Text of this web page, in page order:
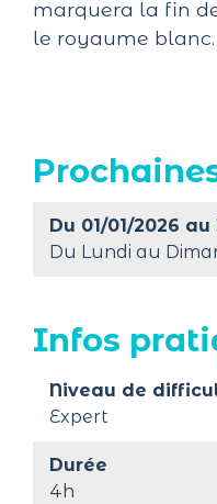
marquera la fin
le royaume blanc.
Du 01/01/2026 au
Du Lundi au
Infos
Niveau de
Expert
Durée
4h